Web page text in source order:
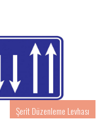
Şerit Düzenleme Levhası